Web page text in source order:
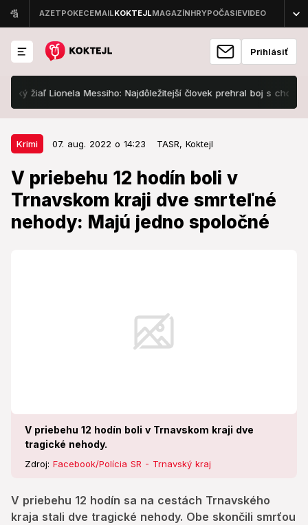
Prihlásiť
žiaľ Lionela Messiho: Najdôležitejší človek prehral boj s chorobou!
Krimi 07. aug. 2022 o 14:23 TASR, Koktejl
V priebehu 12 hodín boli v
Trnavskom kraji dve smrteľné
nehody: Majú jedno spoločné
V priebehu 12 hodín boli v Trnavskom kraji dve
tragické nehody.
Zdroj: Facebook/Polícia SR - Trnavský kraj
V priebehu 12 hodín sa na cestách Trnavského
kraja stali dve tragické nehody. Obe skončili smrťou
Krimi 07. aug. 2022 o 14:23
V priebehu 12 hodín boli v
Trnavskom kraji dve smrteľné
nehody: Majú jedno spoločné